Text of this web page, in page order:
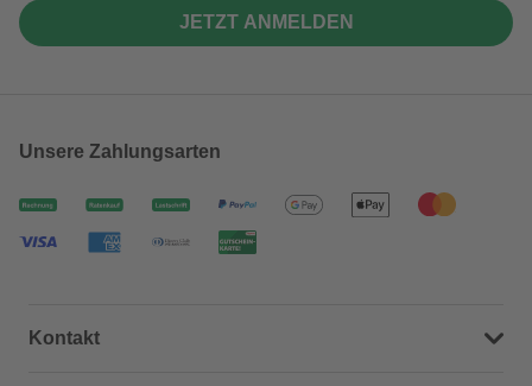
JETZT ANMELDEN
Unsere Zahlungsarten
Kontakt